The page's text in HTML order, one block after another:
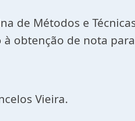
de Métodos e
à obtenção de nota
Vieira.